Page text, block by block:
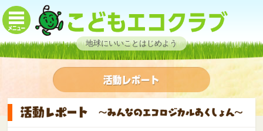
地球にいいことはじめよう